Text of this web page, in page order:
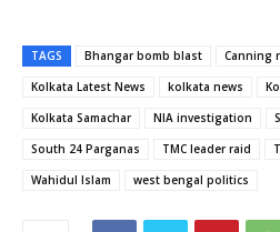
TAGS Bhangar bomb blast Canning
Kolkata Latest News
kolkata news
Kolkata Samachar
NIA investigation
South 24 Parganas
TMC leader raid
Wahidul Islam
west bengal politics